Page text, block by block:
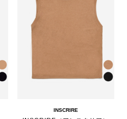
INSCRIRE